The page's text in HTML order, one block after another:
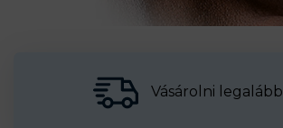
Vásárolni legalább